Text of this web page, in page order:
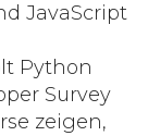
JavaScript
Python
Survey
zeigen,